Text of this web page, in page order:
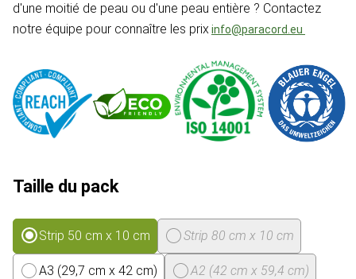
d'une moitié de peau ou d'une peau entière ? Contactez
notre équipe pour connaître les prixinfo@paracord.eu
Taille du pack
Strip 50 cm x 10 cm Strip 80 cm x 10 cm
A3 (29,7 cm x 42 cm) A2 (42 cm x 59,4 cm)